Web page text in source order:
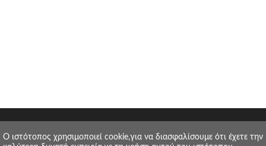
O ιστότοπος χρησιμοποιεί cookie,για να διασφαλίσουμε ότι έχετε την